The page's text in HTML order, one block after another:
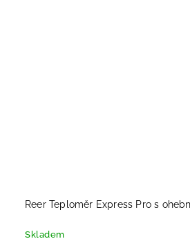
Reer Teploměr Express Pro s
Skladem